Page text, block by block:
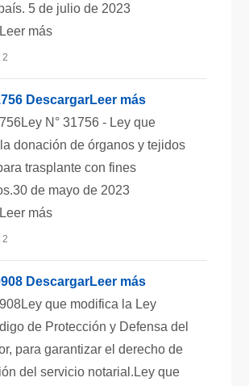
5 de julio de 2023
más
2
DescargarLeer más
N° 31756 - Ley que
donación de órganos y tejidos
trasplante con fines
de mayo de 2023
más
2
DescargarLeer más
que modifica la Ley
de Protección y Defensa del
para garantizar el derecho de
del servicio notarial.Ley que